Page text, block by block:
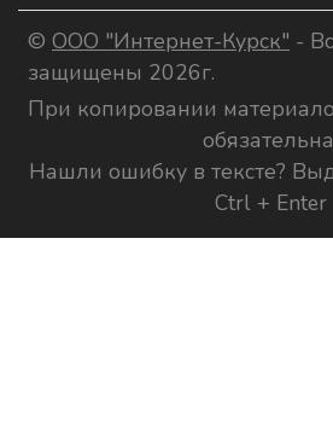
© ООО "Интернет-Курск" -
защищены 2026г.
При копировании
Нашли ошибку в тексте?
Ctrl + Enter